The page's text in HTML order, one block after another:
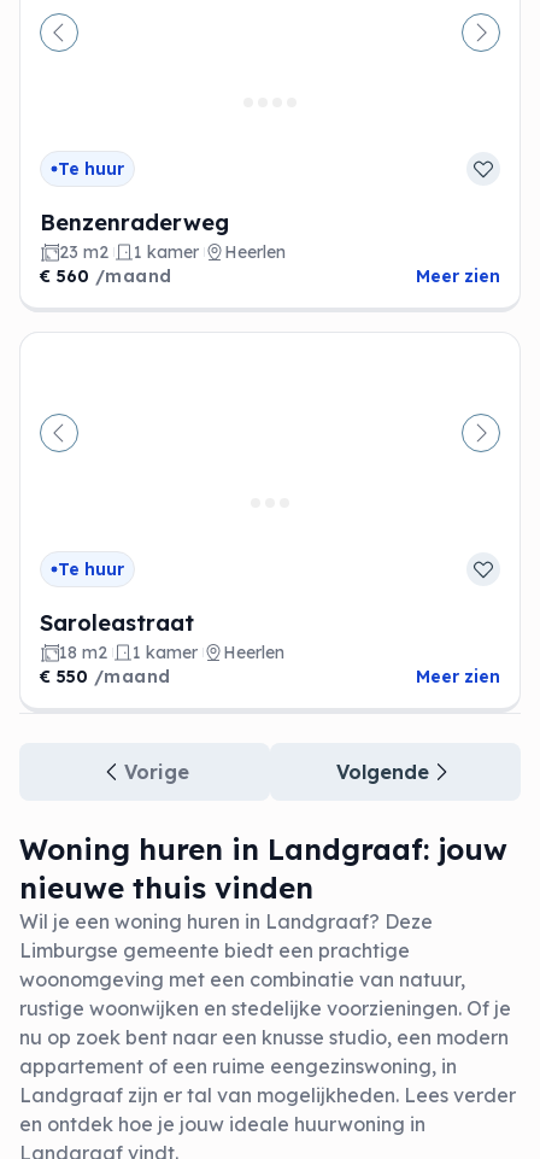
Vorige
Te huur
Benzenraderweg
23 m2 1 kamer
Heerlen
€ 560 /maand Meer zien
Vorige
Te huur
Saroleastraat
18 m2 1 kamer
Heerlen
€ 550 /maand Meer zien
Vorige Volgende
Woning huren in Landgraaf: jouw
nieuwe thuis vinden
Wil je een woning huren in Landgraaf? Deze
Limburgse gemeente biedt een prachtige
woonomgeving met een combinatie van natuur,
rustige woonwijken en stedelijke voorzieningen. Of je
nu op zoek bent naar een knusse studio, een modern
appartement of een ruime eengezinswoning, in
Landgraaf zijn er tal van mogelijkheden. Lees verder
en ontdek hoe je jouw ideale huurwoning in
Landgraaf vindt.